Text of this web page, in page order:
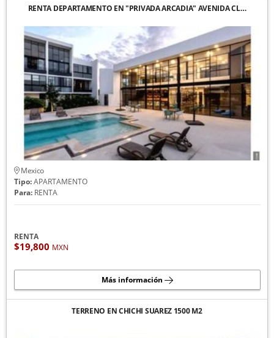
RENTA DEPARTAMENTO EN "PRIVADA ARCADIA" AVENIDA CL…
Mexico
Tipo:APARTAMENTO
Para:RENTA
RENTA
$19,800 MXN
Más información
TERRENO EN CHICHI SUAREZ 1500 M2